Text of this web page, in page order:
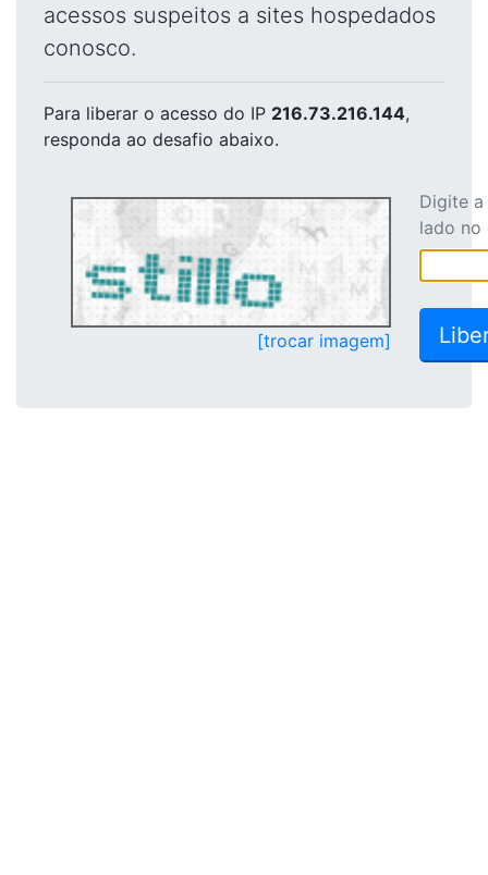
acessos suspeitos a sites hospedados
conosco.
Para liberar o acesso do IP 216.73.216.144,
responda ao desafio abaixo.
[trocar imagem]
Digite
lado no